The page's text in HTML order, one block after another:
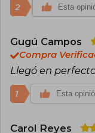
2 Esta
Gugú Campos
Compra
Llegó en
1 Esta
Carol Reyes